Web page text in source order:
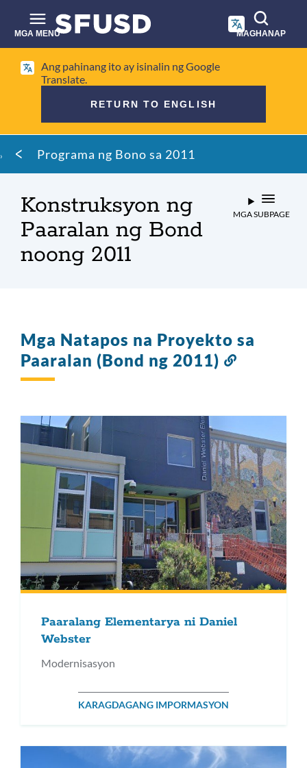
pangunahing
nilalaman
MGA MENU MAGHANAP
Paghahanap
Ang pahinang ito ay isinalin ng Google
Translate.
RETURN TO ENGLISH
MumoPrograma ng Bono sa 2011
Konstruksyon ng
Paaralan ng Bond
noong 2011
MGA SUBPAGE
Mga Natapos na Proyekto sa
Paaralan (Bond ng 2011)
Paaralang Elementarya ni Daniel
Webster
Modernisasyon
KARAGDAGANG IMPORMASYON